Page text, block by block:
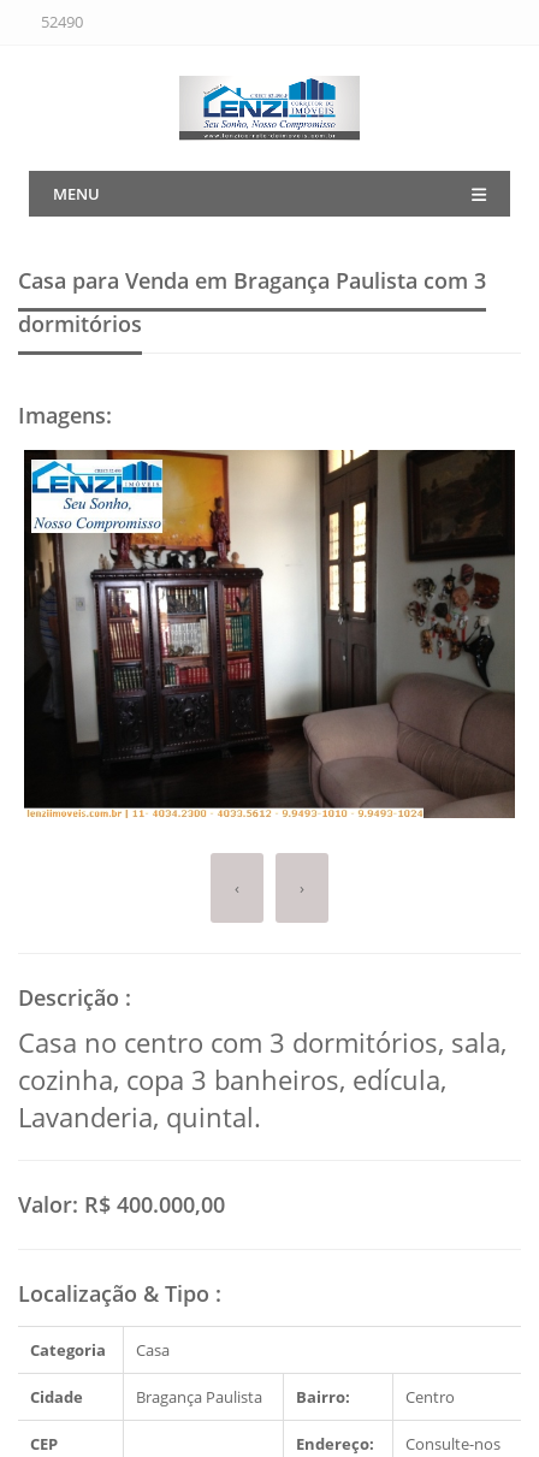
52490
MENU
Casa para Venda em Bragança Paulista com 3
dormitórios
Imagens:
‹ ›
Descrição :
Casa no centro com 3 dormitórios, sala,
cozinha, copa 3 banheiros, edícula,
Lavanderia, quintal.
Valor: R$ 400.000,00
Localização & Tipo :
Categoria Casa
Cidade Bragança Paulista Bairro: Centro
CEP Endereço: Consulte-nos